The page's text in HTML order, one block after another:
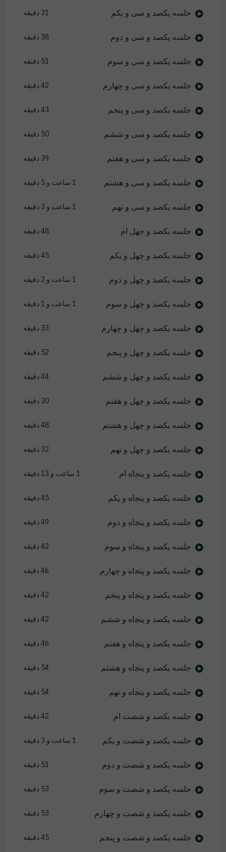
جلسه یکصد و سی و یکم 31 دقیقه
جلسه یکصد و سی و دوم 38 دقیقه
جلسه یکصد و سی و سوم 51 دقیقه
جلسه یکصد و سی و چهارم 42 دقیقه
جلسه یکصد و سی و پنجم 43 دقیقه
جلسه یکصد و سی و ششم 50 دقیقه
جلسه یکصد و سی و هفتم 39 دقیقه
جلسه یکصد و سی و هشتم 1 ساعت و 5 دقیقه
جلسه یکصد و سی و نهم 1 ساعت و 3 دقیقه
جلسه یکصد و چهل ام 48 دقیقه
جلسه یکصد و چهل و یکم 45 دقیقه
جلسه یکصد و چهل و دوم 1 ساعت و 2 دقیقه
جلسه یکصد و چهل و سوم 1 ساعت و 1 دقیقه
جلسه یکصد و چهل و چهارم 33 دقیقه
جلسه یکصد و چهل و پنجم 52 دقیقه
جلسه یکصد و چهل و ششم 44 دقیقه
جلسه یکصد و چهل و هفتم 30 دقیقه
جلسه یکصد و چهل و هشتم 48 دقیقه
جلسه یکصد و چهل و نهم 32 دقیقه
جلسه یکصد و پنجاه ام 1 ساعت و 13 دقیقه
جلسه یکصد و پنجاه و یکم 45 دقیقه
جلسه یکصد و پنجاه و دوم 49 دقیقه
جلسه یکصد و پنجاه و سوم 42 دقیقه
جلسه یکصد و پنجاه و چهارم 46 دقیقه
جلسه یکصد و پنجاه و پنجم 42 دقیقه
جلسه یکصد و پنجاه و ششم 42 دقیقه
جلسه یکصد و پنجاه و هفتم 46 دقیقه
جلسه یکصد و پنجاه و هشتم 54 دقیقه
جلسه یکصد و پنجاه و نهم 54 دقیقه
جلسه یکصد و شصت ام 42 دقیقه
جلسه یکصد و شصت و یکم 1 ساعت و 3 دقیقه
جلسه یکصد و شصت و دوم 51 دقیقه
جلسه یکصد و شصت و سوم 53 دقیقه
جلسه یکصد و شصت و چهارم 53 دقیقه
جلسه یکصد و شصت و پنجم 45 دقیقه